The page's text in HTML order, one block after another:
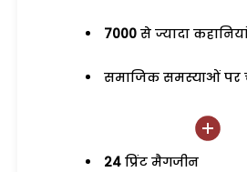
7000 से ज्यादा
समाजिक समस्याओं पर
24 प्रिंट मैगजीन